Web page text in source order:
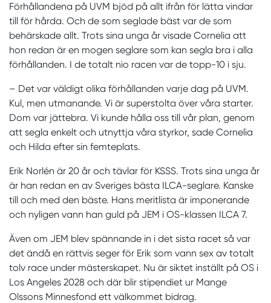
Förhållandena på UVM bjöd på allt ifrån för lätta vindar
till för hårda. Och de som seglade bäst var de som
behärskade allt. Trots sina unga år visade Cornelia att
hon redan är en mogen seglare som kan segla bra i alla
förhållanden. I de totalt nio racen var de topp-10 i sju.
– Det var väldigt olika förhållanden varje dag på UVM.
Kul, men utmanande. Vi är superstolta över våra starter.
Dom var jättebra. Vi kunde hålla oss till vår plan, genom
att segla enkelt och utnyttja våra styrkor, sade Cornelia
och Hilda efter sin femteplats.
Erik Norlén är 20 år och tävlar för KSSS. Trots sina unga år
är han redan en av Sveriges bästa ILCA-seglare. Kanske
till och med den bäste. Hans meritlista är imponerande
och nyligen vann han guld på JEM i OS-klassen ILCA 7.
Även om JEM blev spännande in i det sista racet så var
det ändå en rättvis seger för Erik som vann sex av totalt
tolv race under mästerskapet. Nu är siktet inställt på OS i
Los Angeles 2028 och där blir stipendiet ur Mange
Olssons Minnesfond ett välkommet bidrag.